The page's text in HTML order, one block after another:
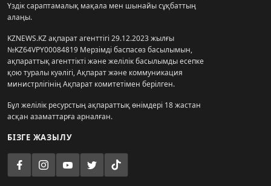
Үздік сараптамалық мақала мен шынайы сұқбаттың
алаңы.
KZNEWS.KZ ақпарат агенттігі 29.12.2023 жылғы
№KZ64VPY00084819 Мерзімді баспасөз басылымын,
ақпараттық агенттікті және желілік басылымды есепке
қою туралы куәлігі, Ақпарат және коммуникация
министрлігінің Ақпарат комитетімен берілген.
Бұл желілік ресурстың ақпараттық өнімдері 18 жастан
асқан азаматтарға арналған.
БІЗГЕ ЖАЗЫЛУ